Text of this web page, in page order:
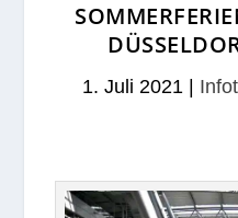
1. Juli 2021